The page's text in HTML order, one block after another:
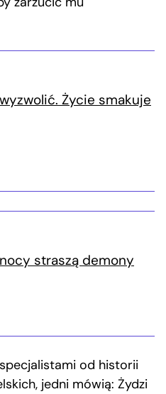
Życie smakuje
straszą demony
od historii
jedni mówią: Żydzi